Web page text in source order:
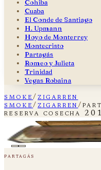
Cohiba
Cuaba
El Conde de Santiago
H. Upmann
Hoyo de Monterrey
Montecristo
Partagás
Romeo y Julieta
Trinidad
Vegas Robaina
smoke/ zigarren
smoke/ zigarren/
reserva cosecha
plate i — fig. 01
Cosecha 2015
partagás